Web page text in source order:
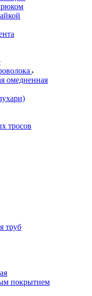
омедненная
тросов
труб
покрытием